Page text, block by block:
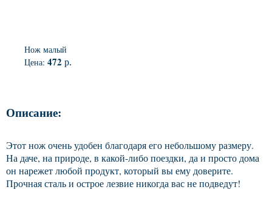
Нож малый
Цена: 472 р.
Описание:
Этот нож очень удобен благодаря его небольшому размеру.
На даче, на природе, в какой-либо поездки, да и просто дома
он нарежет любой продукт, который вы ему доверите.
Прочная сталь и острое лезвие никогда вас не подведут!